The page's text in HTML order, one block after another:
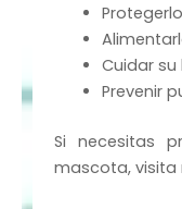
Cuidar su
Prevenir
Si necesitas
mascota, visita